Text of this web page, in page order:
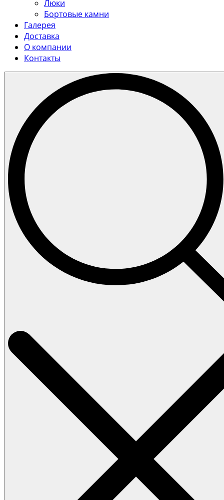
Люки
Бортовые камни
Галерея
Доставка
О компании
Контакты